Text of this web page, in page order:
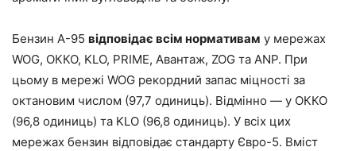
Бензин А-95 відповідає всім нормативам у мережах
WOG, ОККО, KLO, PRIME, Авантаж, ZOG та ANP. При
цьому в мережі WOG рекордний запас міцності за
октановим числом (97,7 одиниць). Відмінно — у ОККО
(96,8 одиниць) та KLO (96,8 одиниць). У всіх цих
мережах бензин відповідає стандарту Євро-5. Вміст